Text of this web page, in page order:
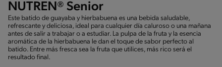
NUTREN® Senior
Este batido de guayaba y hierbabuena es una bebida saludable,
refrescante y deliciosa, ideal para cualquier día caluroso o una mañana
antes de salir a trabajar o a estudiar. La pulpa de la fruta y la esencia
aromática de la hierbabuena le dan el toque de sabor perfecto al
batido. Entre más fresca sea la fruta que utilices, más rico será el
resultado final.